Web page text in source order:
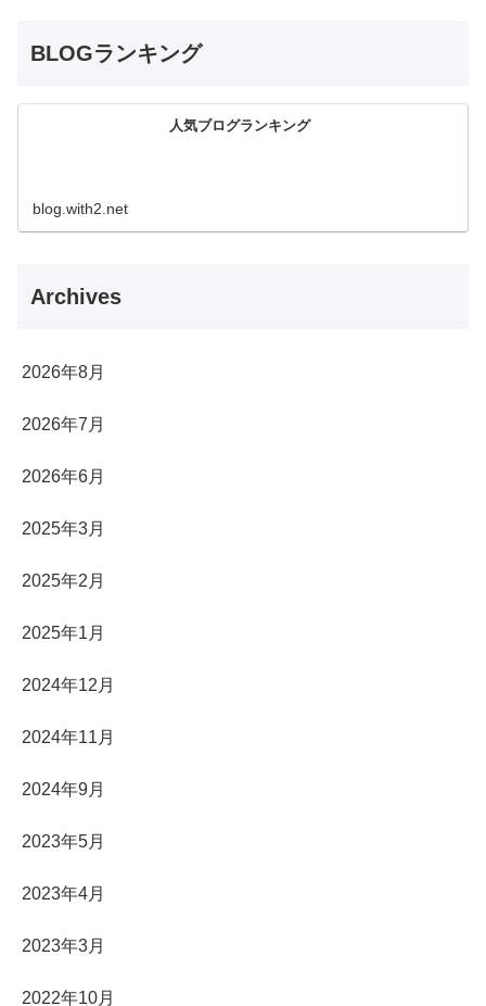
BLOGランキング
人気ブログランキング
blog.with2.net
Archives
2026年8月
2026年7月
2026年6月
2025年3月
2025年2月
2025年1月
2024年12月
2024年11月
2024年9月
2023年5月
2023年4月
2023年3月
2022年10月